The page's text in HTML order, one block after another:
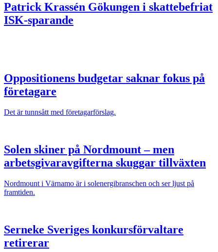
Patrick Krassén Gökungen i skattebefriat
ISK-sparande
Oppositionens budgetar saknar fokus på
företagare
Det är tunnsått med företagarförslag.
Solen skiner på Nordmount – men
arbetsgivaravgifterna skuggar tillväxten
Nordmount i Värnamo är i solenergibranschen och ser ljust på
framtiden.
Serneke Sveriges konkursförvaltare
retirerar